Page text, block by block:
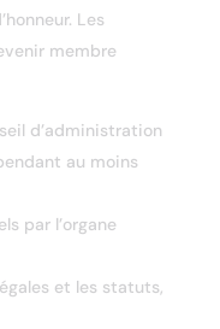
Les
membre
d’administration
au moins
par l’organe
et les statuts,